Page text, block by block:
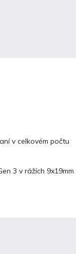
v celkovém počtu
3 v rážích 9x19mm